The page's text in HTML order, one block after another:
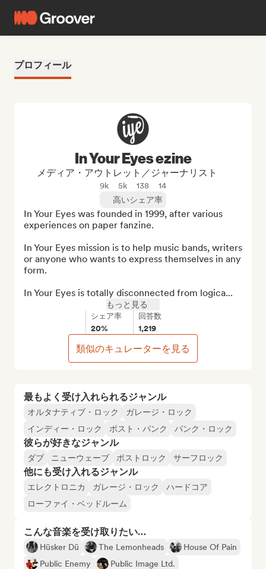
プロフィール
最もよく受け入れられるジャンル
オルタナティブ・ロック
ガレージ・ロック
インディー・ロック
ポスト・パンク パンク・ロック
彼らが好きなジャンル
ダブ ニューウェーブ ポストロック サーフロック
他にも受け入れるジャンル
エレクトロニカ ガレージ・ロック
ハードコア
ローファイ・ベッドルーム
こんな音楽を受け取りたい…
Hüsker Dü The Lemonheads
House Of Pain
Public Enemy
Public Image Ltd.
In Your Eyes ezine
メディア・アウトレット／ジャーナリスト
9k 5k 138
14
高いシェア率
In Your Eyes was founded in 1999, after various
experiences on paper fanzine.
In Your Eyes mission is to help music bands, writers
or anyone who wants to express themselves in any
form.
In Your Eyes is totally disconnected from logica...
もっと見る
シェア率
20%
回答数
1,219
類似のキュレーターを見る